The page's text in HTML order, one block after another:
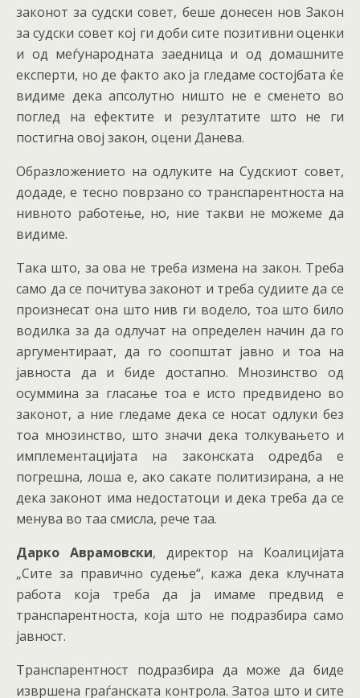
законот за судски совет, беше донесен нов Закон
за судски совет кој ги доби сите позитивни оценки
и од меѓународната заедница и од домашните
експерти, но де факто ако ја гледаме состојбата ќе
видиме дека апсолутно ништо не е сменето во
поглед на ефектите и резултатите што не ги
постигна овој закон, оцени Данева.
Образложението на одлуките на Судскиот совет,
додаде, е тесно поврзано со транспарентноста на
нивното работење, но, ние такви не можеме да
видиме.
Така што, за ова не треба измена на закон. Треба
само да се почитува законот и треба судиите да се
произнесат она што нив ги водело, тоа што било
водилка за да одлучат на определен начин да го
аргументираат, да го соопштат јавно и тоа на
јавноста да и биде достапно. Мнозинство од
осуммина за гласање тоа е исто предвидено во
законот, а ние гледаме дека се носат одлуки без
тоа мнозинство, што значи дека толкувањето и
имплементацијата на законската одредба е
погрешна, лоша е, ако сакате политизирана, а не
дека законот има недостатоци и дека треба да се
менува во таа смисла, рече таа.
Дарко Аврамовски, директор на Коалицијата
„Сите за правично судење“, кажа дека клучната
работа која треба да ја имаме предвид е
транспарентноста, која што не подразбира само
јавност.
Транспарентност подразбира да може да биде
извршена граѓанската контрола. Затоа што и сите